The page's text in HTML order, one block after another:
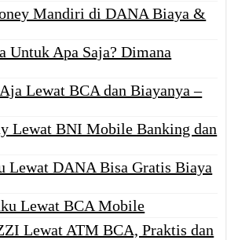
Mandiri di DANA Biaya &
Untuk Apa Saja? Dimana
Lewat BCA dan Biayanya –
Lewat BNI Mobile Banking dan
Lewat DANA Bisa Gratis Biaya
Lewat BCA Mobile
Lewat ATM BCA, Praktis dan